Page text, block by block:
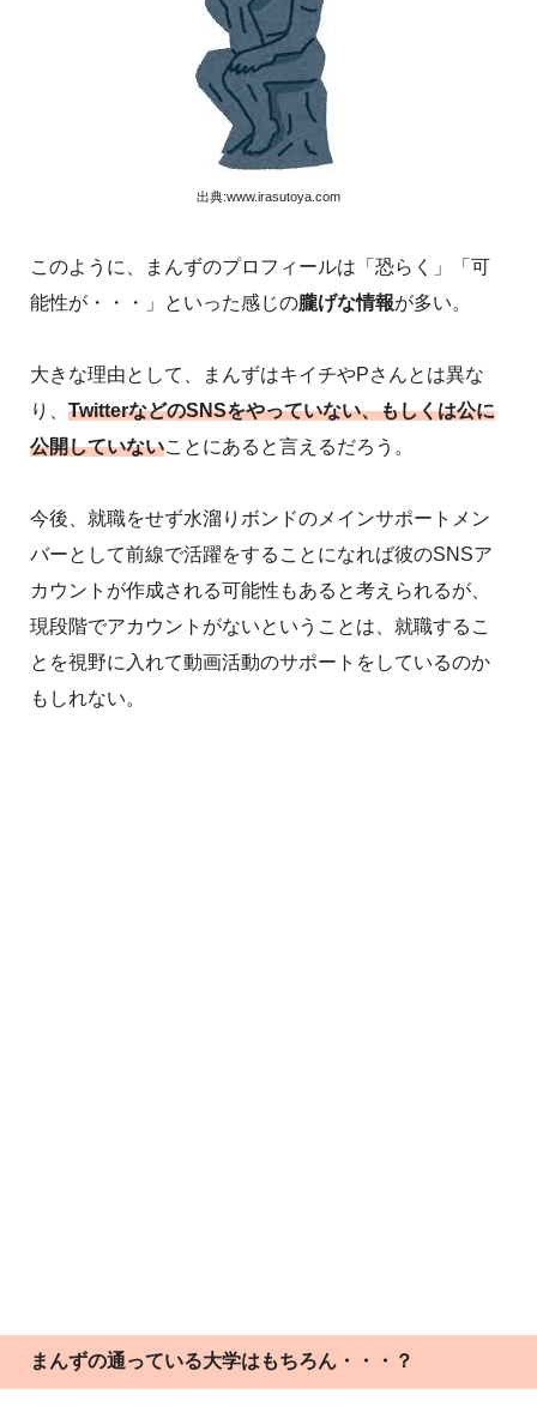
出典:www.irasutoya.com
このように、まんずのプロフィールは「恐らく」「可
能性が・・・」といった感じの朧げな情報が多い。
大きな理由として、まんずはキイチやPさんとは異な
り、 TwitterなどのSNSをやっていない、もしくは公に
公開していないことにあると言えるだろう。
今後、就職をせず水溜りボンドのメインサポートメン
バーとして前線で活躍をすることになれば彼のSNSア
カウントが作成される可能性もあると考えられるが、
現段階でアカウントがないということは、就職するこ
とを視野に入れて動画活動のサポートをしているのか
もしれない。
まんずの通っている大学はもちろん・・・？